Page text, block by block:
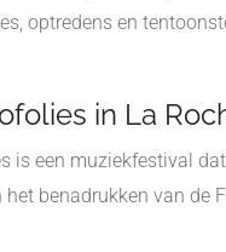
optredens en
in La
is een muziekfestival
het benadrukken van de